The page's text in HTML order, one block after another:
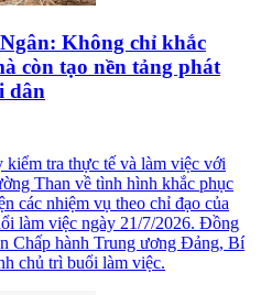
Không chỉ khắc
còn tạo nền tảng phát
dân
tra thực tế và làm việc với
Than về tình hình khắc phục
các nhiệm vụ theo chỉ đạo của
làm việc ngày 21/7/2026. Đồng
Chấp hành Trung ương Đảng, Bí
chủ trì buổi làm việc.